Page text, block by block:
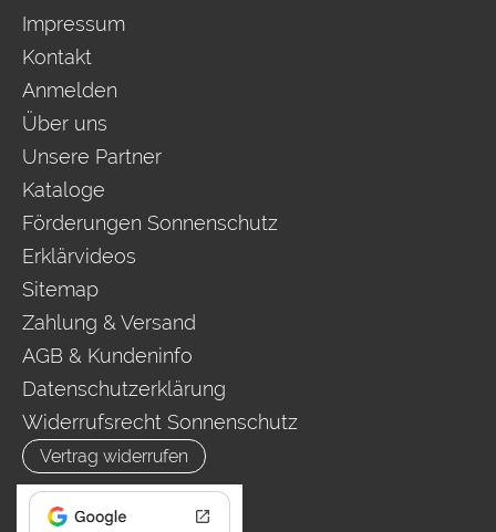
Impressum
Kontakt
Anmelden
Über uns
Unsere Partner
Kataloge
Förderungen Sonnenschutz
Erklärvideos
Sitemap
Zahlung & Versand
AGB & Kundeninfo
Datenschutzerklärung
Widerrufsrecht Sonnenschutz
Vertrag widerrufen